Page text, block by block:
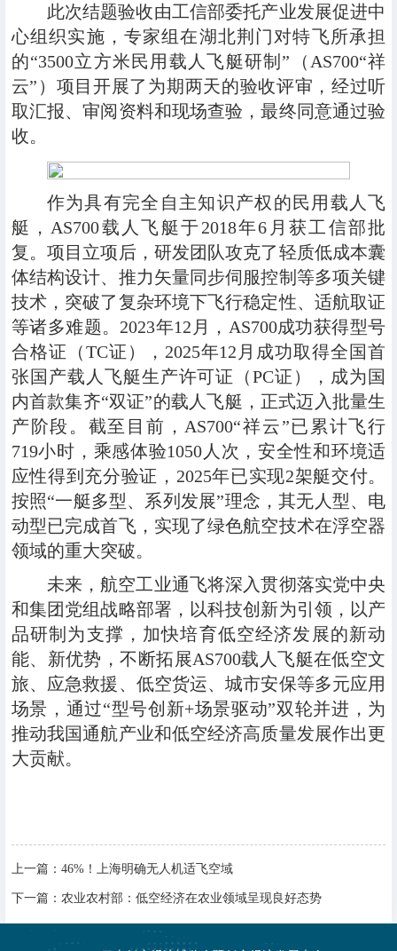
此次结题验收由工信部委托产业发展促进中
心组织实施，专家组在湖北荆门对特飞所承担
的“3500立方米民用载人飞艇研制”（AS700“祥
云”）项目开展了为期两天的验收评审，经过听
取汇报、审阅资料和现场查验，最终同意通过验
收。
作为具有完全自主知识产权的民用载人飞
艇，AS700载人飞艇于2018年6月获工信部批
复。项目立项后，研发团队攻克了轻质低成本囊
体结构设计、推力矢量同步伺服控制等多项关键
技术，突破了复杂环境下飞行稳定性、适航取证
等诸多难题。2023年12月，AS700成功获得型号
合格证（TC证），2025年12月成功取得全国首
张国产载人飞艇生产许可证（PC证），成为国
内首款集齐“双证”的载人飞艇，正式迈入批量生
产阶段。截至目前，AS700“祥云”已累计飞行
719小时，乘感体验1050人次，安全性和环境适
应性得到充分验证，2025年已实现2架艇交付。
按照“一艇多型、系列发展”理念，其无人型、电
动型已完成首飞，实现了绿色航空技术在浮空器
领域的重大突破。
未来，航空工业通飞将深入贯彻落实党中央
和集团党组战略部署，以科技创新为引领，以产
品研制为支撑，加快培育低空经济发展的新动
能、新优势，不断拓展AS700载人飞艇在低空文
旅、应急救援、低空货运、城市安保等多元应用
场景，通过“型号创新+场景驱动”双轮并进，为
推动我国通航产业和低空经济高质量发展作出更
大贡献。
上一篇： 46%！上海明确无人机适飞空域
下一篇： 农业农村部：低空经济在农业领域呈现良好态势